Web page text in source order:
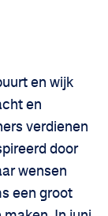
en wijk
en
verdienen
door
wensen
een groot